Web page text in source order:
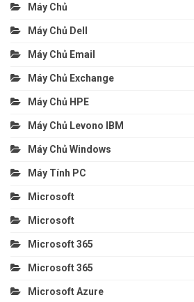
Máy Chủ
Máy Chủ Dell
Máy Chủ Email
Máy Chủ Exchange
Máy Chủ HPE
Máy Chủ Levono IBM
Máy Chủ Windows
Máy Tính PC
Microsoft
Microsoft
Microsoft 365
Microsoft 365
Microsoft Azure